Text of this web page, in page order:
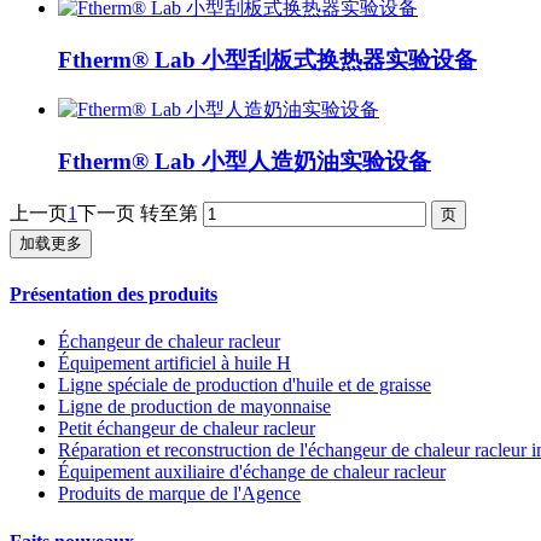
Ftherm® Lab 小型刮板式换热器实验设备
Ftherm® Lab 小型人造奶油实验设备
上一页1下一页 转至第
加载更多
Présentation des produits
Échangeur de chaleur racleur
Équipement artificiel à huile H
Ligne spéciale de production d'huile et de graisse
Ligne de production de mayonnaise
Petit échangeur de chaleur racleur
Réparation et reconstruction de l'échangeur de chaleur racleur
Équipement auxiliaire d'échange de chaleur racleur
Produits de marque de l'Agence